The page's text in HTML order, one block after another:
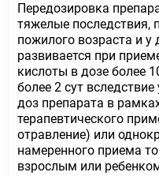
Передозировка
тяжелые последствия,
пожилого возраста и
развивается при
кислоты в дозе более
более 2 сут
доз препарата в
терапевтического
отравление) или
намеренного приема
взрослым или